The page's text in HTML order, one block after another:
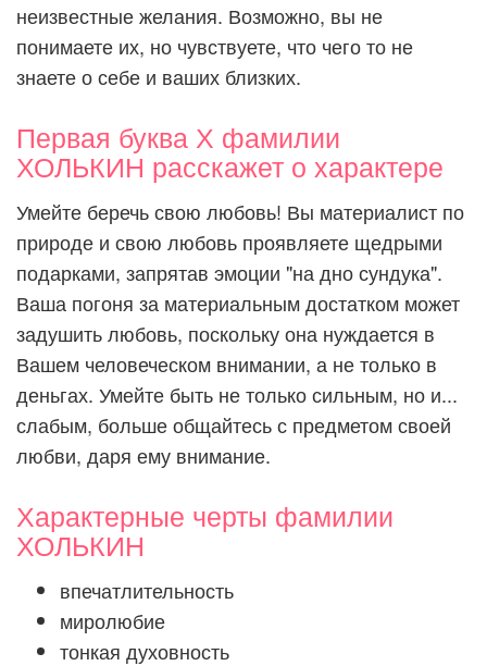
неизвестные желания. Возможно, вы не
понимаете их, но чувствуете, что чего то не
знаете о себе и ваших близких.
Первая буква Х фамилии
ХОЛЬКИН расскажет о характере
Умейте беречь свою любовь! Вы материалист по
природе и свою любовь проявляете щедрыми
подарками, запрятав эмоции "на дно сундука".
Ваша погоня за материальным достатком может
задушить любовь, поскольку она нуждается в
Вашем человеческом внимании, а не только в
деньгах. Умейте быть не только сильным, но и...
слабым, больше общайтесь с предметом своей
любви, даря ему внимание.
Характерные черты фамилии
ХОЛЬКИН
впечатлительность
миролюбие
тонкая духовность